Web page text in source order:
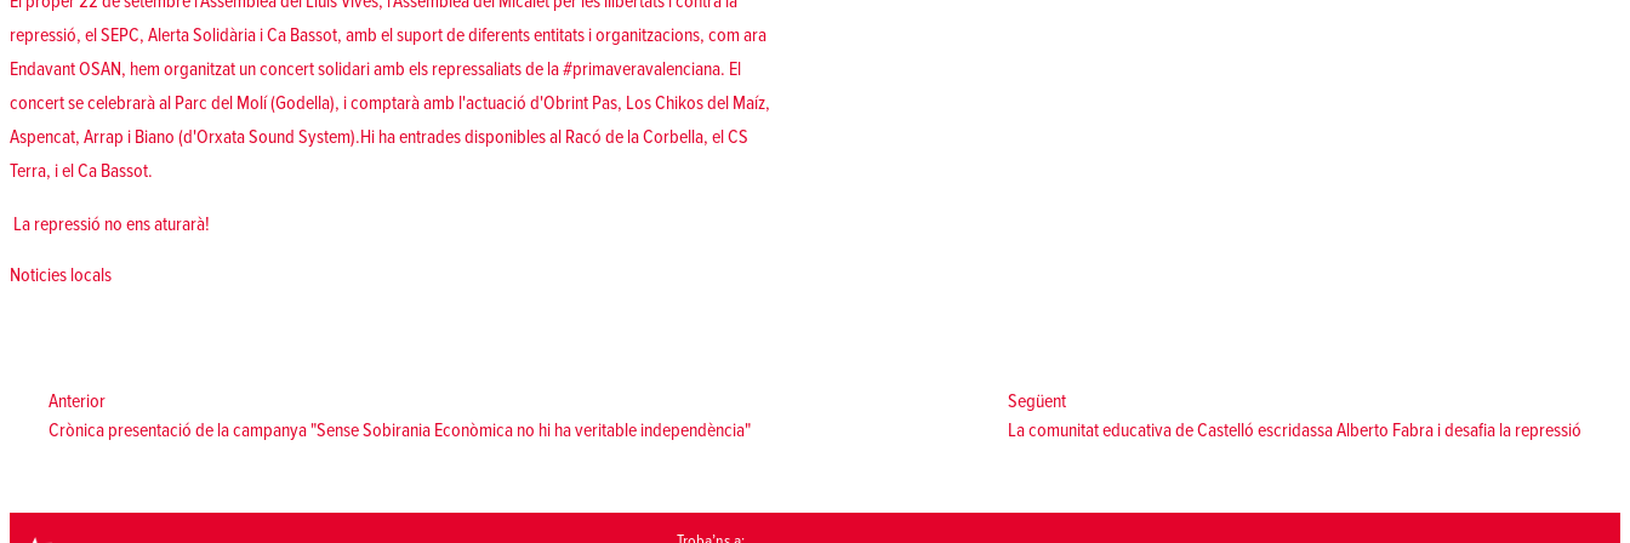
repressió, el SEPC, Alerta Solidària i Ca Bassot, amb el suport de diferents entitats i organitzacions, com ara
Endavant OSAN, hem organitzat un concert solidari amb els repressaliats de la #primaveravalenciana. El
concert se celebrarà al Parc del Molí (Godella), i comptarà amb l'actuació d'Obrint Pas, Los Chikos del Maíz,
Aspencat, Arrap i Biano (d'Orxata Sound System).Hi ha entrades disponibles al Racó de la Corbella, el CS
Terra, i el Ca Bassot.
La repressió no ens aturarà!
Posted in
Noticies locals
d'entradesAnteriorAnterior:
Crònica presentació de la campanya "Sense Sobirania Econòmica no hi ha veritable independència"
SegüentSegüent:
La comunitat educativa de Castelló escridassa Alberto Fabra i desafia la repressió